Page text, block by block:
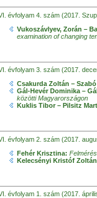
évfolyam 4. szám (2017.
Vukoszávlyev, Zorán –
examination of changing
évfolyam 3. szám (2017.
Csakurda Zoltán –
Gál-Hevér Dominika –
közötti Magyarországon
Kuklis Tibor – Pilsitz
évfolyam 2. szám (2017.
Fehér Krisztina:
Kelecsényi Kristóf
évfolyam 1. szám (2017.